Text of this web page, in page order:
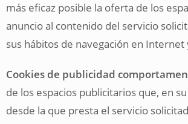
más eficaz posible la oferta de los
anuncio al contenido del servicio
sus hábitos de navegación en
Cookies de publicidad
de los espacios publicitarios que, en
desde la que presta el servicio